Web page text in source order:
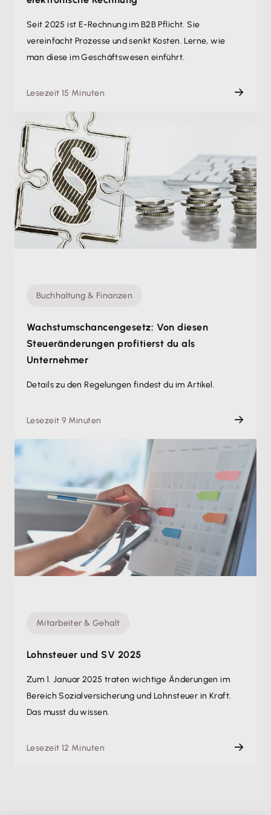
Seit 2025 ist E-Rechnung im B2B Pflicht. Sie
vereinfacht Prozesse und senkt Kosten. Lerne, wie
man diese im Geschäftswesen einführt.
Lesezeit 15 Minuten
Buchhaltung & Finanzen
Wachstumschancengesetz: Von diesen
Steueränderungen profitierst du als
Unternehmer
Details zu den Regelungen findest du im Artikel.
Lesezeit 9 Minuten
Mitarbeiter & Gehalt
Lohnsteuer und SV 2025
Zum 1. Januar 2025 traten wichtige Änderungen im
Bereich Sozialversicherung und Lohnsteuer in Kraft.
Das musst du wissen.
Lesezeit 12 Minuten